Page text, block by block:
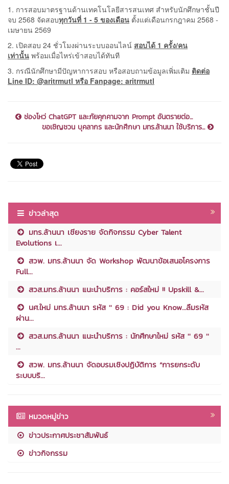
1. การสอบมาตรฐานด้านเทคโนโลยีสารสนเทศ สำหรับนักศึกษาชั้นปี
จบ 2568 จัดสอบทุกวันที่ 1 - 5 ของเดือน ตั้งแต่เดือนกรกฎาคม 2568 -
เมษายน 2569
2. เปิดสอบ 24 ชั่วโมงผ่านระบบออนไลน์ สอบได้ 1 ครั้ง/คน
เท่านั้น พร้อมเมื่อไหร่เข้าสอบได้ทันที
3. กรณีนักศึกษามีปัญหาการสอบ หรือสอบถามข้อมูลเพิ่มเติม ติดต่อ
Line ID: @aritrmutl หรือ Fanpage: aritrmutl
ช่องโหว่ ChatGPT และภัยคุกคามจาก Prompt อันตรายต่อ...
ขอเชิญชวน บุคลากร และนักศึกษา มทร.ล้านนา ใช้บริการ...
ข่าวล่าสุด
มทร.ล้านนา เชียงราย จัดกิจกรรม Cyber Talent
Evolutions เ...
สวพ. มทร.ล้านนา จัด Workshop พัฒนาข้อเสนอโครงการ
Full...
สวส.มทร.ล้านนา แนะนำบริการ : คอร์สใหม่ !! Upskill &...
นศ.ใหม่ มทร.ล้านนา รหัส '' 69 : Did you Know…ลืมรหัส
ผ่าน...
สวส.มทร.ล้านนา แนะนำบริการ : นักศึกษาใหม่ รหัส '' 69 ''
...
สวพ. มทร.ล้านนา จัดอบรมเชิงปฏิบัติการ “การยกระดับ
ระบบบริ...
หมวดหมู่ข่าว
ข่าวประกาศประชาสัมพันธ์
ข่าวกิจกรรม